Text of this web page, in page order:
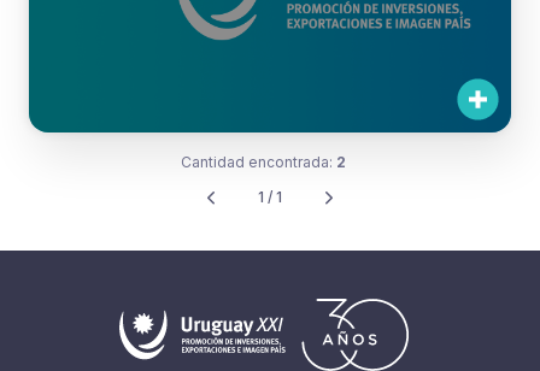
Cantidad encontrada: 2
1 / 1